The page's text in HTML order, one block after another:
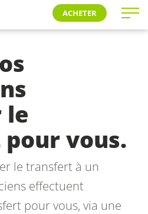
ACHETER
le
vous.
le transfert à un
effectuent
pour vous, via une